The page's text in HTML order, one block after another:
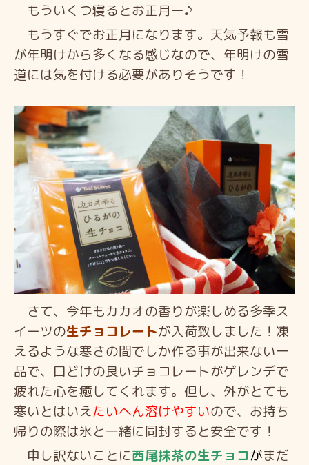
もういくつ寝るとお正月ー♪
もうすぐでお正月になります。天気予報も雪
が年明けから多くなる感じなので、年明けの雪
道には気を付ける必要がありそうです！
さて、今年もカカオの香りが楽しめる多季ス
イーツの生チョコレートが入荷致しました！凍
えるような寒さの間でしか作る事が出来ない一
品で、口どけの良いチョコレートがゲレンデで
疲れた心を癒してくれます。但し、外がとても
寒いとはいえたいへん溶けやすいので、お持ち
帰りの際は氷と一緒に同封すると安全です！
申し訳ないことに西尾抹茶の生チョコがまだ